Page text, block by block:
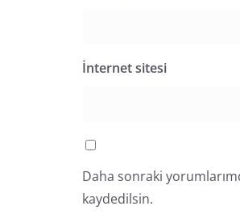
İnternet sitesi
Daha sonraki
kaydedilsin.